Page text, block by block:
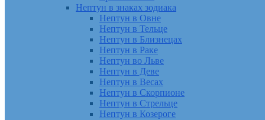
Нептун в знаках зодиака
Нептун в Овне
Нептун в Тельце
Нептун в Близнецах
Нептун в Раке
Нептун во Льве
Нептун в Деве
Нептун в Весах
Нептун в Скорпионе
Нептун в Стрельце
Нептун в Козероге